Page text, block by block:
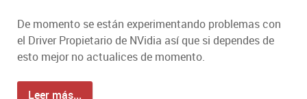
De momento se están experimentando problemas con
el Driver Propietario de NVidia así que si dependes de
esto mejor no actualices de momento.
Leer más...